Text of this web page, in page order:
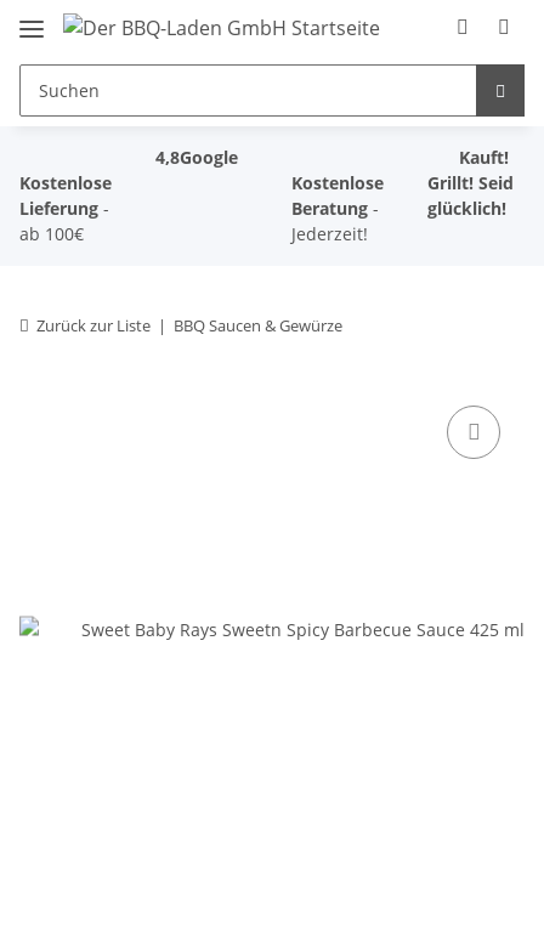
Kostenlose
Lieferung -
ab 100€
4,8Google
Kostenlose
Beratung -
Jederzeit!
Kauft!
Grillt! Seid
glücklich!
Zurück zur Liste BBQ Saucen & Gewürze